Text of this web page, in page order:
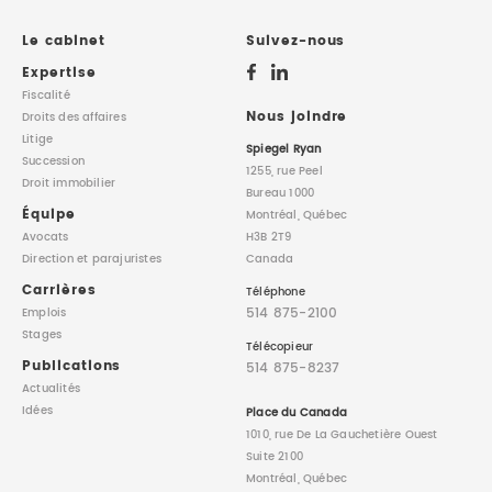
PROPRIÉTÉ INTELLECTUELLE
DROIT DE LA FAMILLE
Le cabinet
Expertise
Fiscalité
Droits des affaires
Litige
Succession
Droit immobilier
Équipe
Avocats
Directionet parajuristes
Carrières
Emplois
Stages
Publications
Actualités
Idées
Suivez-nous
Nous joindre
Spiegel Ryan
1255, rue Peel
Bureau 1000
Montréal, Québec
H3B 2T9
Canada
Téléphone
514 875-2100
Télécopieur
514 875-8237
Place du Canada
1010, rue De La Gauchetière Ouest
Suite 2100
Montréal, Québec